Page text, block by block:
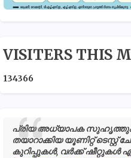
VISITERS THIS
134366
പ്രിയ അധ്യാപക
തയാറാക്കിയ യൂണിറ്റ്
കുറിപ്പുകൾ, വർക്ക് ഷീറ്റുകൾ